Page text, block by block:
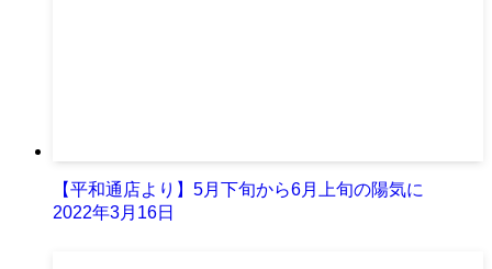
【平和通店より】5月下旬から6月上旬の陽気に
2022年3月16日